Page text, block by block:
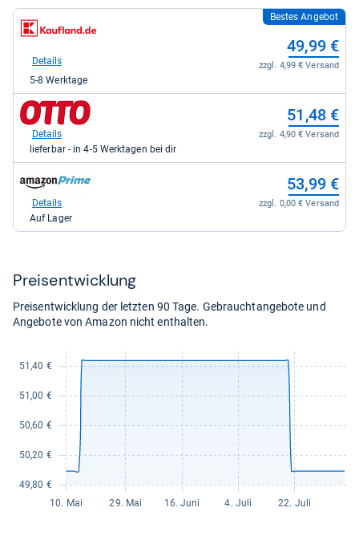
zum
Shop:
Kaufland.de
49,99
kaufen.
Bestes Angebot
49,99 €
zzgl. 4,99 € Versand
Details
5-8 Werktage
zum
Shop:
Otto.de
kaufen.
51,48 €
zzgl. 4,90 € Versand
Details
lieferbar - in 4-5 Werktagen bei dir
zum
Shop:
Amazon.de
53,99 €
zzgl. 0,00 € Versand
Details
Auf Lager
Preis­ent­wick­lung
Preisentwicklung der letzten 90 Tage. Gebrauchtangebote und
Angebote von Amazon nicht enthalten.